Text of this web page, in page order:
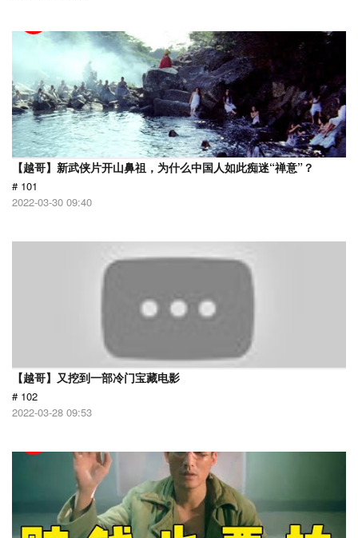
【越哥】新武侠片开山鼻祖，为什么中国人如此痴迷“禅意”？
# 101
2022-03-30 09:40
【越哥】又挖到一部冷门宝藏电影
# 102
2022-03-28 09:53